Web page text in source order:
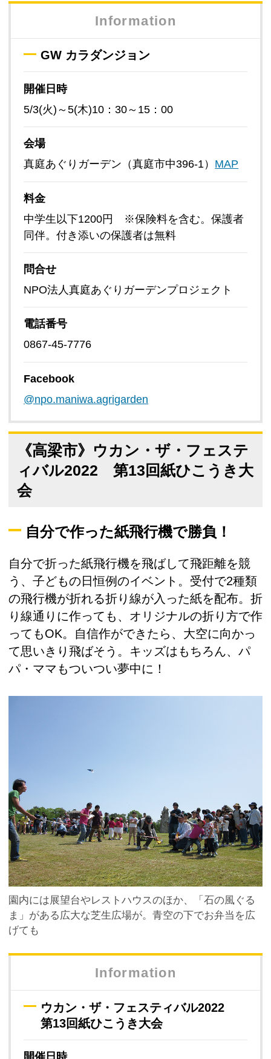
Information
GW カラダンジョン
開催日時
5/3(火)～5(木)10：30～15：00
会場
真庭あぐりガーデン（真庭市中396-1） MAP
料金
中学生以下1200円 ※保険料を含む。保護者
同伴。付き添いの保護者は無料
問合せ
NPO法人真庭あぐりガーデンプロジェクト
電話番号
0867-45-7776
Facebook
@npo.maniwa.agrigarden
《高梁市》ウカン・ザ・フェステ
ィバル2022 第13回紙ひこうき大
会
自分で作った紙飛行機で勝負！
自分で折った紙飛行機を飛ばして飛距離を競
う、子どもの日恒例のイベント。受付で2種類
の飛行機が折れる折り線が入った紙を配布。折
り線通りに作っても、オリジナルの折り方で作
ってもOK。自信作ができたら、大空に向かっ
て思いきり飛ばそう。キッズはもちろん、パ
パ・ママもついつい夢中に！
園内には展望台やレストハウスのほか、「石の風ぐる
ま」がある広大な芝生広場が。青空の下でお弁当を広
げても
Information
ウカン・ザ・フェスティバル2022
第13回紙ひこうき大会
開催日時